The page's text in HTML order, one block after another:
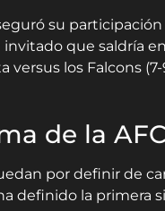
su
que saldría
los Falcons (7-
de la AFC
por definir de
definido la primera